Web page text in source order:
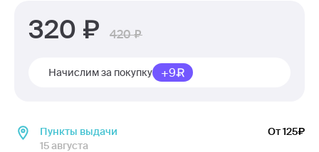
320 420
Начислим за покупку +9
Пункты выдачи
15 августа
От 125